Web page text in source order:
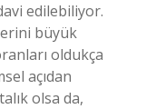
edilebiliyor.
büyük
oldukça
açıdan
olsa da,